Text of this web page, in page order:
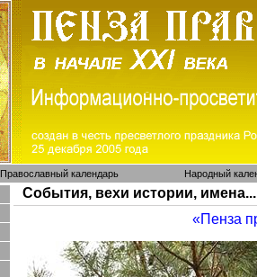
Православный календарь Народный
События, вехи истории, имена...
«Пенза